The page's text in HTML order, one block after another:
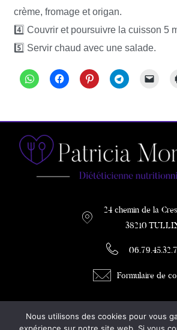
crème, fromage et origan.
4️⃣ Couvrir et poursuivre la cuisson 5
5️⃣ Servir chaud avec une salade.
24 chemin de la
38210
Formulaire de
DIETETICIENNE / COACH
Nous utilisons des cookies pour vous